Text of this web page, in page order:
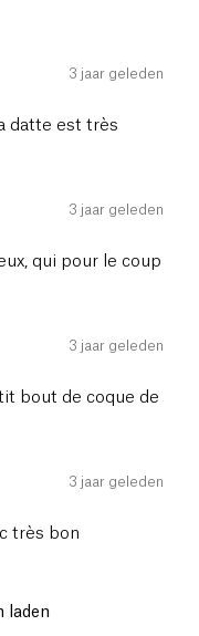
3 jaar geleden
datte est très
3 jaar geleden
qui pour le coup
3 jaar geleden
bout de coque de
3 jaar geleden
très bon
laden